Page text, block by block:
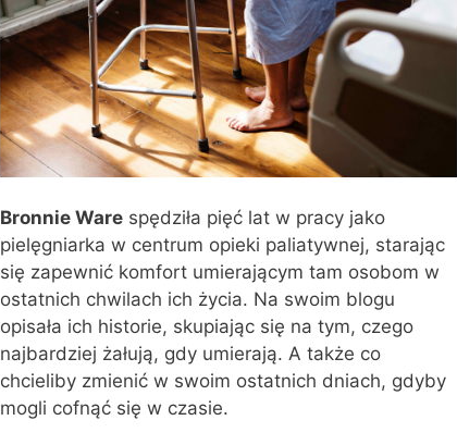
Bronnie Ware spędziła pięć lat w pracy jako
pielęgniarka w centrum opieki paliatywnej, starając
się zapewnić komfort umierającym tam osobom w
ostatnich chwilach ich życia. Na swoim blogu
opisała ich historie, skupiając się na tym, czego
najbardziej żałują, gdy umierają. A także co
chcieliby zmienić w swoim ostatnich dniach, gdyby
mogli cofnąć się w czasie.